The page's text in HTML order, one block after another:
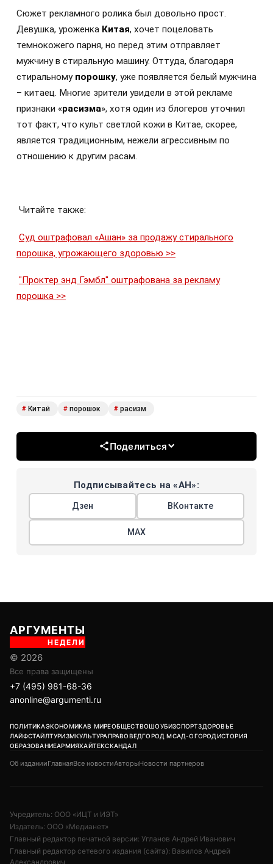
Сюжет рекламного ролика был довольно прост.
Девушка, уроженка Китая, хочет поцеловать
темнокожего парня, но перед этим отправляет
мужчину в стиральную машину. Оттуда, благодаря
стиральному порошку, уже появляется белый мужчина
– китаец. Многие зрители увидели в этой рекламе
признаки «расизма», хотя один из блогеров уточнил
тот факт, что культ светлой кожи в Китае, скорее,
является традиционным, нежели агрессивным по
отношению к другим расам.
Читайте также:
Суд оштрафовал «Ашан» за продажу стирального
порошка, угрожающего здоровью >>
"Проктер энд Гэмбл" оштрафована за рекламу
порошка >>
# Китай # порошок # расизм
Поделиться
Подписывайтесь на «АН»:
Дзен ВКонтакте
МАХ
АРГУМЕНТЫ
НЕДЕЛИ
© 2026
Все права защищены
+7 (495) 981-68-36
anonline@argumenti.ru
ПОЛИТИКАЭКОНОМИКАВ МИРЕОБЩЕСТВОШОУБИЗСПОРТЗДОРОВЬЕ
ЛАЙФСТАЙЛТУРИЗМКУЛЬТУРАПРАВОВЕДГОРОД МСАД-ОГОРОДИСТОРИЯ
ОБРАЗОВАНИЕАРМИЯХАЙТЕКСКАНДАЛ
Об изданииГлавнаяВсе новостиАвторыНовости партнеров
Учредитель: ООО «ИЦТ и ИЭТ»
Издатель: ООО «Медианет»
Главный редактор печатной версии: Угланов Андрей Иванович
Главный редактор сетевого издания (сайта): Вавилов Андрей
Александрович